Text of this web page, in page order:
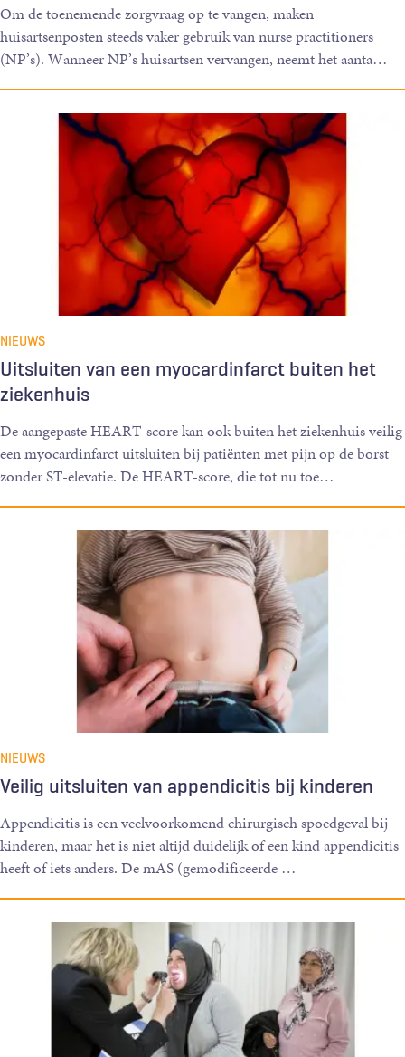
Om de toenemende zorgvraag op te vangen, maken
huisartsenposten steeds vaker gebruik van nurse practitioners
(NP’s). Wanneer NP’s huisartsen vervangen, neemt het aanta…
Uitsluiten van een myocardinfarct buiten het
ziekenhuis
NIEUWS
De aangepaste HEART-score kan ook buiten het ziekenhuis veilig
een myocardinfarct uitsluiten bij patiënten met pijn op de borst
zonder ST-elevatie. De HEART-score, die tot nu toe…
Veilig uitsluiten van appendicitis bij kinderen
NIEUWS
Appendicitis is een veelvoorkomend chirurgisch spoedgeval bij
kinderen, maar het is niet altijd duidelijk of een kind appendicitis
heeft of iets anders. De mAS (gemodificeerde …